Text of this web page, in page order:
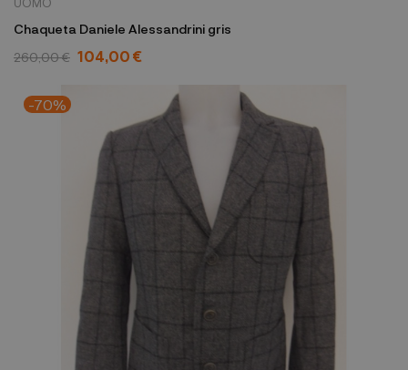
Chaqueta Daniele Alessandrini gris
260,00 € 104,00 €
-70%